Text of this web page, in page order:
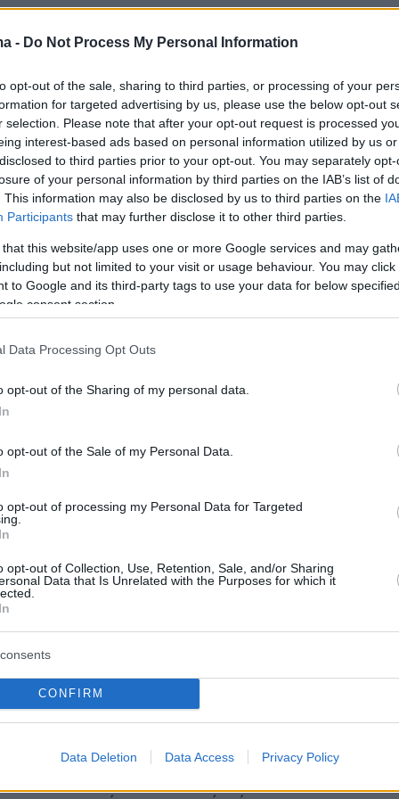
- Do Not Process My Personal Information
opt-out of the sale, sharing to third parties, or processing of your
for targeted advertising by us, please use the below opt-out
selection. Please note that after your opt-out request is processed
interest-based ads based on personal information utilized by us
to third parties prior to your opt-out. You may separately
of your personal information by third parties on the IAB’s list of
This information may also be disclosed by us to third parties on the
Participants that may further disclose it to other third parties.
that this website/app uses one or more Google services and may
but not limited to your visit or usage behaviour. You may
to Google and its third-party tags to use your data for below
consent section.
Data Processing Opt Outs
opt-out of the Sharing of my personal data.
opt-out of the Sale of my Personal Data.
opt-out of processing my Personal Data for Targeted
opt-out of Collection, Use, Retention, Sale, and/or Sharing
Data that Is Unrelated with the Purposes for which it
CONFIRM
Data Deletion Data Access Privacy Policy
καιμε την κατάθεση που φέρεται να έχει
Αλλοδαπών Θεσσαλονίκης
τα fake news για την «μικρή Μαρία».
για τους 38 στον Έβρο
στην Καθημερινή ότι μετά από μία
περάσουν σε ελληνικό έδαφος και αφού
σε τουρκική νησίδα στον
του ποταμού,η «περίφημη» Μπαϊντά
ιδέα του: να βάψουν ένα παιδί έτσι ώστε να
προκειμένου να πετύχουν τον σκοπό
το μικρό κορίτσι, τη Μαρία, δίπλα στο
αναφέρει ο Σύρος και προσθέτει:
του έβαψε λίγο το χέρι και το πόδι
φαγητό δίπλα στα χείλη ώστε να μοιάζει
το φωτογράφησε με το κινητό και έστειλε
Δεν ξέρω πού».
πρόσφυγας σημειώνει ότι στη συνέχεια,
και της έκοψαν τα μαλλιά ώστε να μην